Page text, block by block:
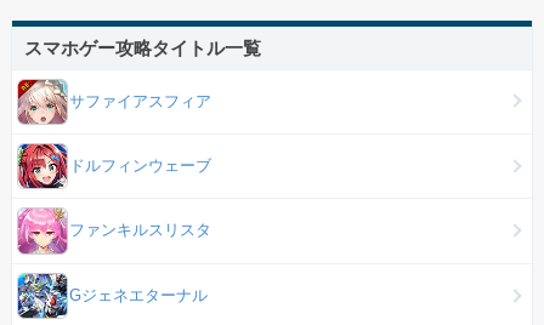
スマホゲー攻略タイトル一覧
サファイアスフィア
ドルフィンウェーブ
ファンキルスリスタ
Gジェネエターナル